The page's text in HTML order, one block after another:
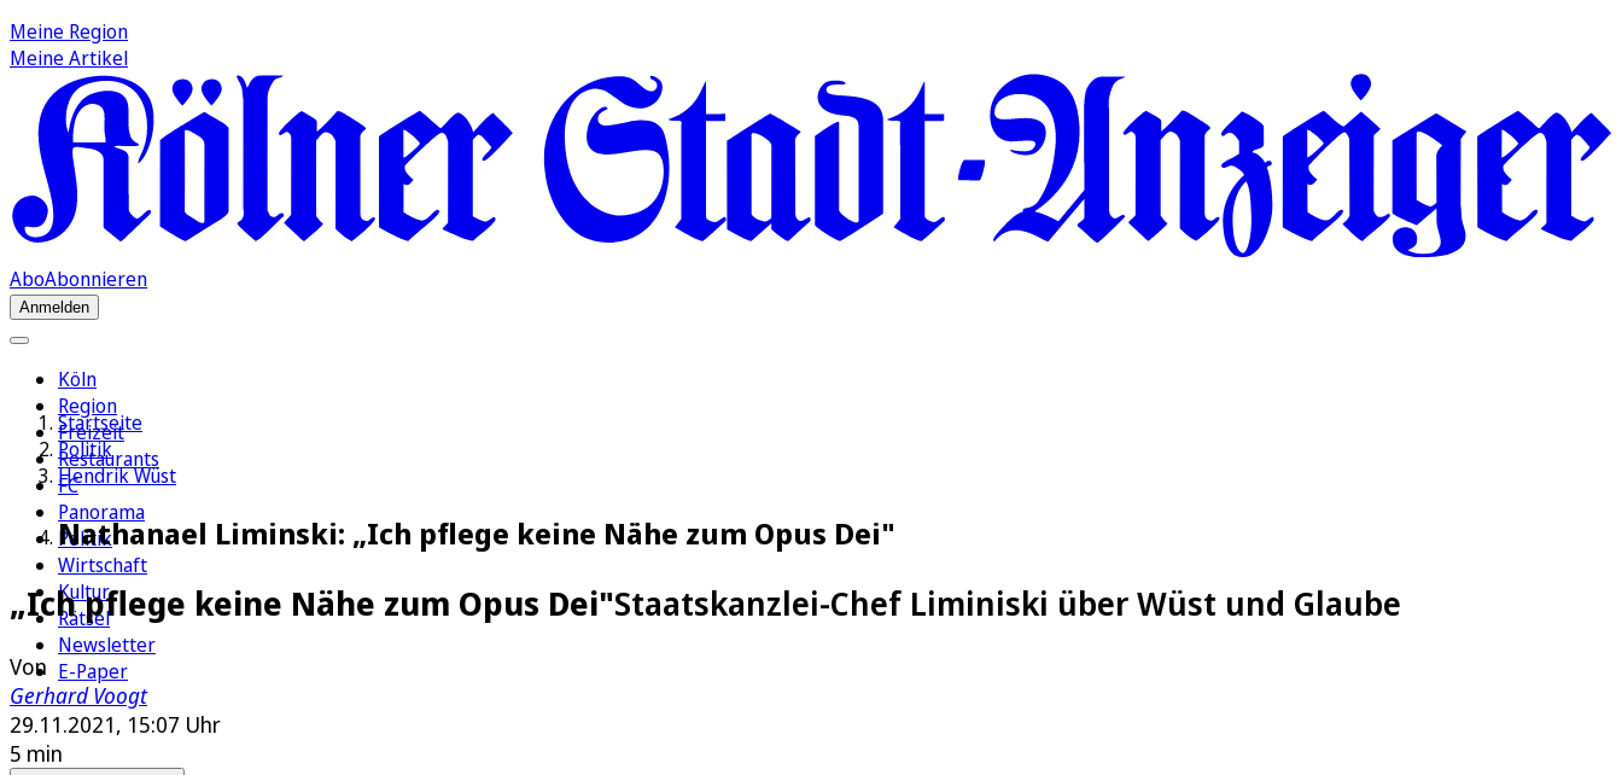
Meine Region
Meine Artikel
AboAbonnieren
Anmelden
Köln
Region
Freizeit
Restaurants
FC
Panorama
Politik
Wirtschaft
Kultur
Rätsel
Newsletter
E-Paper
Startseite
Politik
Hendrik Wüst
Nathanael Liminski: „Ich pflege keine Nähe zum Opus Dei"
„Ich pflege keine Nähe zum Opus Dei"Staatskanzlei-Chef Liminiski über Wüst und Glaube
Von
Gerhard Voogt
29.11.2021, 15:07 Uhr
5 min